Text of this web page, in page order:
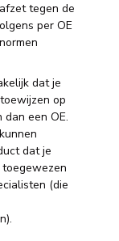
tegen de
per OE
dat je
op
een OE.
dat je
(die